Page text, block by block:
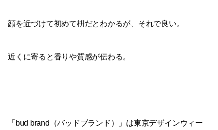
顔を近づけて初めて枡だとわかるが、それで良い。
近くに寄ると香りや質感が伝わる。
「bud brand（バッドブランド）」は東京デザインウィー